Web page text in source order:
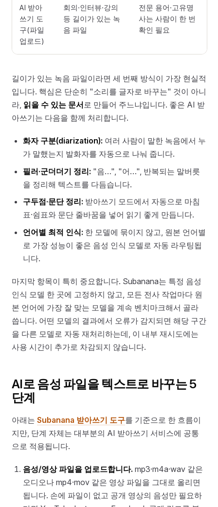
AI 받아
쓰기 도
구(파일
업로드)
회의·인터뷰·강의
등 길이가 있는 녹
음 파일
전문 용어·고유명
사는 사람이 한 번
확인 필요
길이가 있는 녹음 파일이라면 세 번째 방식이 가장 현실적
입니다. 핵심은 단순히 "소리를 글자로 바꾸는" 것이 아니
라, 읽을 수 있는 문서 로 만들어 주느냐입니다. 좋은 AI 받
아쓰기는 다음을 함께 처리합니다.
화자 구분(diarization): 여러 사람이 말한 녹음에서 누
가 말했는지 발화자를 자동으로 나눠 줍니다.
필러·군더더기 정리: "음…", "어…", 반복되는 말버릇
을 정리해 텍스트를 다듬습니다.
구두점·문단 정리: 받아쓰기 모드에서 자동으로 마침
표·쉼표와 문단 줄바꿈을 넣어 읽기 좋게 만듭니다.
언어별 최적 인식: 한 모델에 묶이지 않고, 원본 언어별
로 가장 성능이 좋은 음성 인식 모델로 자동 라우팅됩
니다.
마지막 항목이 특히 중요합니다. Subanana는 특정 음성
인식 모델 한 곳에 고정하지 않고, 모든 전사 작업마다 원
본 언어에 가장 잘 맞는 모델을 계속 벤치마크해서 골라
씁니다. 어떤 모델의 결과에서 오류가 감지되면 해당 구간
을 다른 모델로 자동 재처리하는데, 이 내부 재시도에는
사용 시간이 추가로 차감되지 않습니다.
AI로 음성 파일을 텍스트로 바꾸는 5
단계
아래는 Subanana 받아쓰기 도구를 기준으로 한 흐름이
지만, 단계 자체는 대부분의 AI 받아쓰기 서비스에 공통
으로 적용됩니다.
음성/영상 파일을 업로드합니다. mp3·m4a·wav 같은
오디오나 mp4·mov 같은 영상 파일을 그대로 올리면
됩니다. 손에 파일이 없고 공개 영상의 음성만 필요하